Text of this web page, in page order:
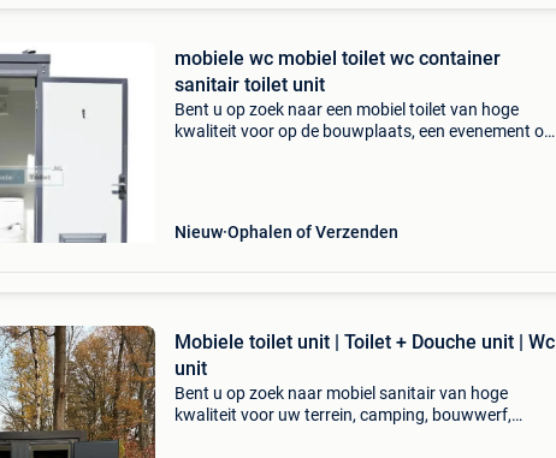
mobiele wc mobiel toilet wc container
sanitair toilet unit
Bent u op zoek naar een mobiel toilet van hoge
kwaliteit voor op de bouwplaats, een evenement of
Nieuw Ophalen of Verzenden
Mobiele toilet unit | Toilet + Douche unit | Wc
unit
Bent u op zoek naar mobiel sanitair van hoge
kwaliteit voor uw terrein, camping, bouwwerf,